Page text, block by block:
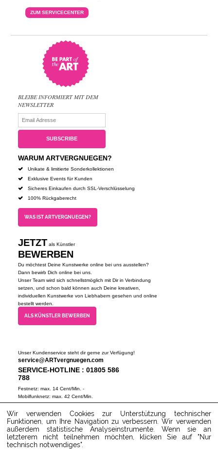
ZUM SERVICECENTER
BLEIBE INFORMIERT MIT DEM
NEWSLETTER
WARUM ARTVERGNUEGEN?
Unikate & limitierte Sonderkollektionen
Exklusive Events für Kunden
Sicheres Einkaufen durch SSL-Verschlüsselung
100% Rückgaberecht
WAS IST ARTVERGNUEGEN?
JETZT als Künstler
BEWERBEN
Du möchtest Deine Kunstwerke online bei uns ausstellen?
Dann bewirb Dich online bei uns.
Unser Team wird sich schnellstmöglich mit Dir in Verbindung
setzen, und schon bald können auch Deine kreativen,
individuellen Kunstwerke von Liebhabern gesehen und online
bestellt werden.
ALS KÜNSTLER BEWERBEN
Unser Kundenservice steht dir gerne zur Verfügung!
service@ARTvergnuegen.com
SERVICE-HOTLINE : 01805 586
788
Festnetz: max. 14 Cent/Min. -
Mobilfunknetz: max. 42 Cent/Min.
(Mo-Do 9-18 Uhr, Fr 9-16 Uhr)
ZUM SERVICECENTER
Wir verwenden Cookies zur Unterstützung technischer
Funktionen, um Ihre Navigation zu verbessern. Wir verwenden
außerdem statistische Analyseinstrumente. Wenn sie an
letzterem nicht teilnehmen möchten, klicken Sie auf "Nur
technisch notwendiges".